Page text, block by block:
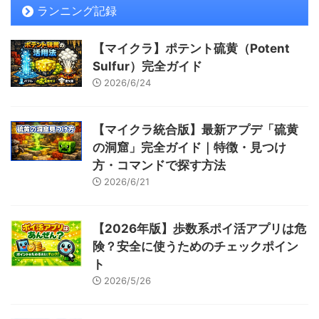
ランニング記録
【マイクラ】ポテント硫黄（Potent
Sulfur）完全ガイド
2026/6/24
【マイクラ統合版】最新アプデ「硫黄
の洞窟」完全ガイド｜特徴・見つけ
方・コマンドで探す方法
2026/6/21
【2026年版】歩数系ポイ活アプリは危
険？安全に使うためのチェックポイン
ト
2026/5/26